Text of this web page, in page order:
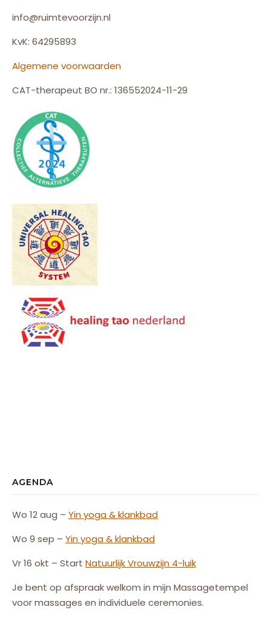
info@ruimtevoorzijn.nl
KvK: 64295893
Algemene voorwaarden
CAT-therapeut BO nr.: 136552024-11-29
AGENDA
Wo 12 aug – Yin yoga & klankbad
Wo 9 sep – Yin yoga & klankbad
Vr 16 okt – Start NatuurlijkVrouwzijn 4-luik
Je bent op afspraak welkom in mijn Massagetempel
voor massages en individuele ceremonies.